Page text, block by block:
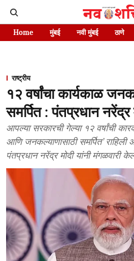
Home मुंबई नवी मुंबई ठाणे
राष्ट्रीय
१२ वर्षांचा कार्यकाळ
समर्पित : पंतप्रधान नरेंद्र
आपल्या सरकारची गेल्या १२ वर्षांची
आणि जनकल्याणासाठी समर्पित’
पंतप्रधान नरेंद्र मोदी यांनी मंगळवारी